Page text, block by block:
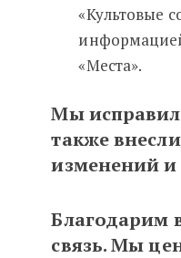
«Культовые
«Места».
Мы
также
изменений и
Благодарим
связь. Мы